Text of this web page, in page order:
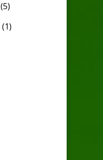
(5)
(1)